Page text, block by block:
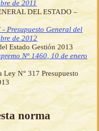
de 2011
DEL ESTADO –
Presupuesto General del
de 2012
Estado Gestión 2013
Nº 1460, 10 de enero
Ley N° 317 Presupuesto
norma